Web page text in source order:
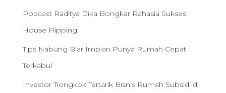
Podcast Raditya Dika Bongkar Rahasia Sukses
House Flipping
Tips Nabung Biar Impian Punya Rumah Cepat
Terkabul
Investor Tiongkok Tertarik Bisnis Rumah Subsidi di